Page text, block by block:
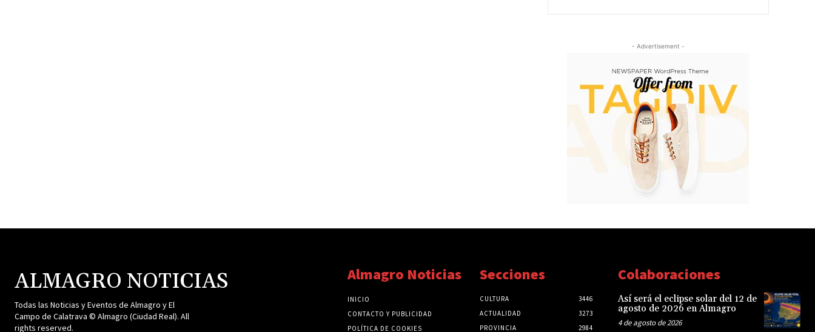
- Advertisement -
ALMAGRO NOTICIAS
Todas las Noticias y Eventos de Almagro y El
Campo de Calatrava © Almagro (Ciudad Real). All
rights reserved.
Almagro Noticias
INICIO
CONTACTO Y PUBLICIDAD
POLÍTICA DE COOKIES
Secciones
CULTURA
3446
ACTUALIDAD
3273
PROVINCIA
2984
Colaboraciones
Así será el eclipse solar del 12 de
agosto de 2026 en Almagro
4 de agosto de 2026